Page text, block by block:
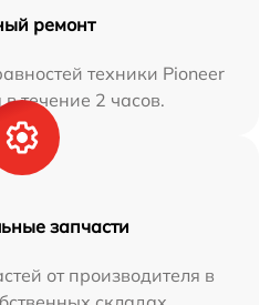
ремонт
техники Pioneer
течение 2 часов.
запчасти
от производителя в